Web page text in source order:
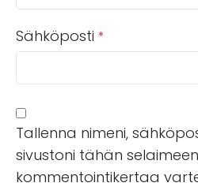
Sähköposti *
Tallenna nimeni,
sivustoni tähän
kommentointikertaa